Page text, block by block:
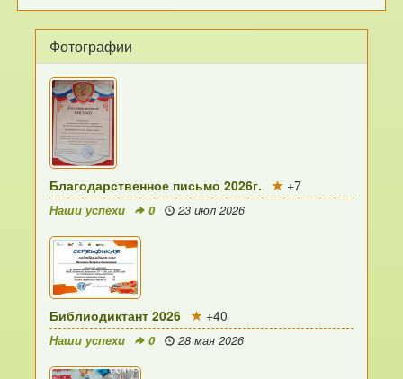
Фотографии
Благодарственное письмо 2026г. +7
Наши успехи 0 23 июл 2026
Библиодиктант 2026 +40
Наши успехи 0 28 мая 2026